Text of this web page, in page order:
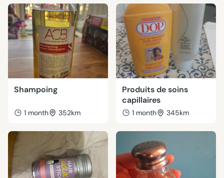
Shampoing
1 month 352km
Produits de soins
capillaires
1 month 345km